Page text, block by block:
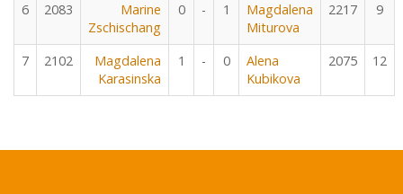
6 2083
Marine
Zschischang
0 - 1
Magdalena
Miturova
2217 9
7 2102
Magdalena
Karasinska
1 - 0
Alena
Kubikova
2075 12